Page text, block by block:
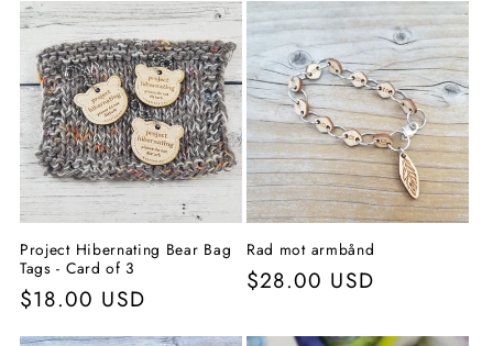
Project Hibernating Bear Bag
Tags - Card of 3
Vanlig
pris
$18.00 USD
Rad mot armbånd
Vanlig
$28.00 USD